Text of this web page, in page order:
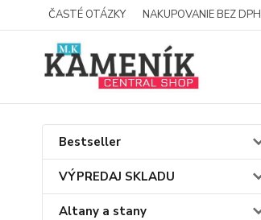
ČASTÉ OTÁZKY NAKUPOVANIE BEZ DPH
Bestseller
VÝPREDAJ SKLADU
Altany a stany